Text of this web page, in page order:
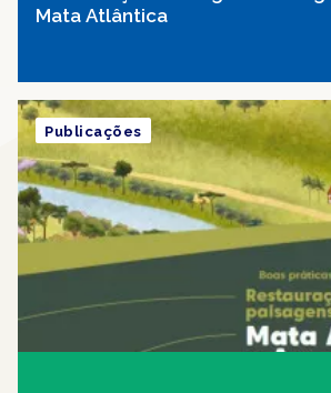
Mata Atlântica
Publicações